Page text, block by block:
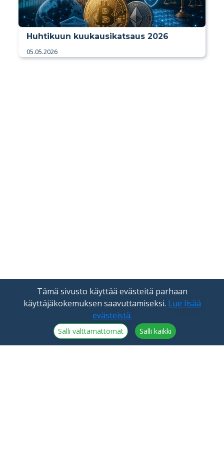
Huhtikuun kuukausikatsaus 2026
05.05.2026
Tämä sivusto käyttää evästeitä parhaan
käyttäjäkokemuksen saavuttamiseksi. Lue lisää
evästeistä.
Salli välttämättömät Salli kaikki